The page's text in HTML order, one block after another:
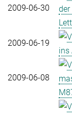
2009-06-30
2009-06-19
ins
2009-06-08